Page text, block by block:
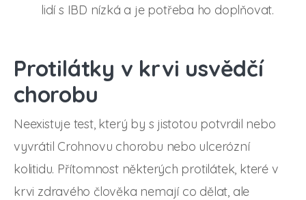
lidí s IBD nízká a je potřeba ho doplňovat.
Protilátky v krvi usvědčí
chorobu
Neexistuje test, který by s jistotou potvrdil nebo
vyvrátil Crohnovu chorobu nebo ulcerózní
kolitidu. Přítomnost některých protilátek, které v
krvi zdravého člověka nemají co dělat, ale